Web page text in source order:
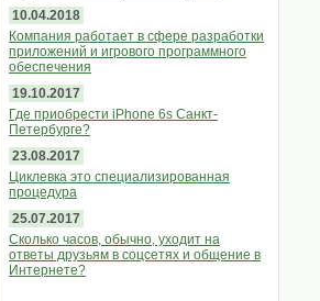
10.04.2018
Компания работает в сфере разработки
приложений и игрового программного
обеспечения
19.10.2017
Где приобрести iPhone 6s Санкт-
Петербурге?
23.08.2017
Циклевка это специализированная
процедура
25.07.2017
Сколько часов, обычно, уходит на
ответы друзьям в соцсетях и общение в
Интернете?